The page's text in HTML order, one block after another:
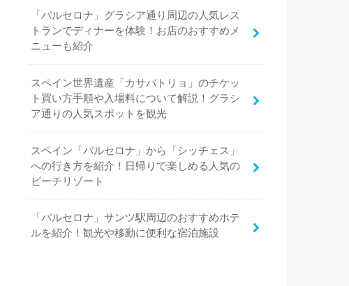
「バルセロナ」グラシア通り周辺の人気レス
トランでディナーを体験！お店のおすすめメ
ニューも紹介
スペイン世界遺産「カサバトリョ」のチケッ
ト買い方手順や入場料について解説！グラシ
ア通りの人気スポットを観光
スペイン「バルセロナ」から「シッチェス」
への行き方を紹介！日帰りで楽しめる人気の
ビーチリゾート
「バルセロナ」サンツ駅周辺のおすすめホテ
ルを紹介！観光や移動に便利な宿泊施設